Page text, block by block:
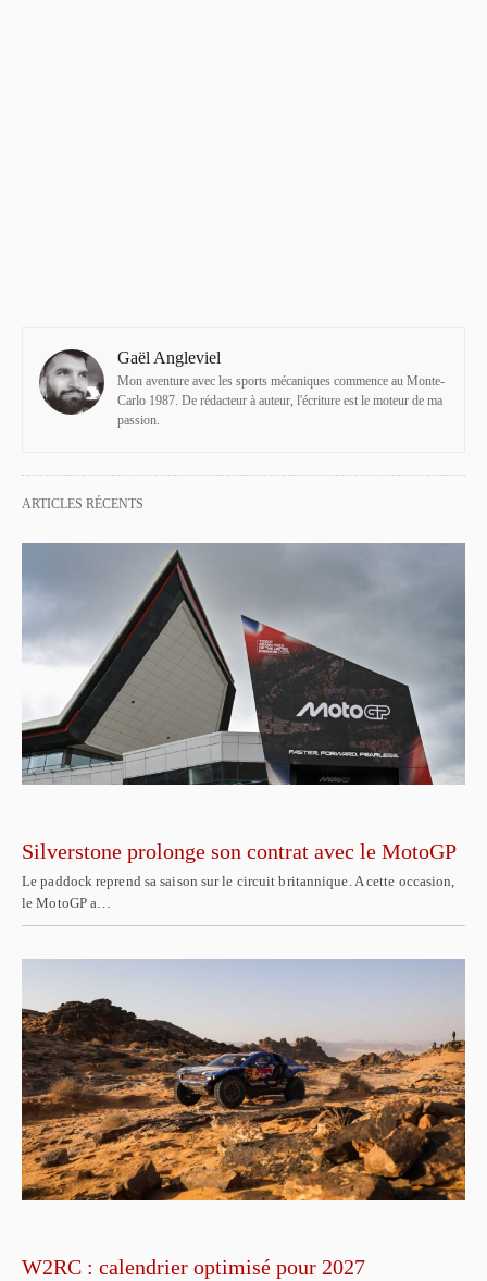
Gaël Angleviel
Mon aventure avec les sports mécaniques commence au Monte-
Carlo 1987. De rédacteur à auteur, l'écriture est le moteur de ma
passion.
ARTICLES RÉCENTS
Silverstone prolonge son contrat avec le MotoGP
Le paddock reprend sa saison sur le circuit britannique. A cette occasion,
le MotoGP a…
W2RC : calendrier optimisé pour 2027